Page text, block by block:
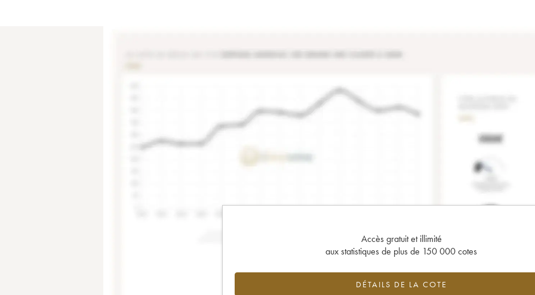
Accès gratuit et illimité
aux statistiques de plus de 150 000 cotes
DÉTAILS DE LA COTE